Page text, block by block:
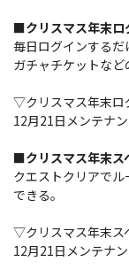
■クリスマス年末ロ
毎日ログインするだ
ガチャチケットなど
▽クリスマス年末ロ
12月21日メンテナ
■クリスマス年末ス
クエストクリアで
できる。
▽クリスマス年末ス
12月21日メンテナ